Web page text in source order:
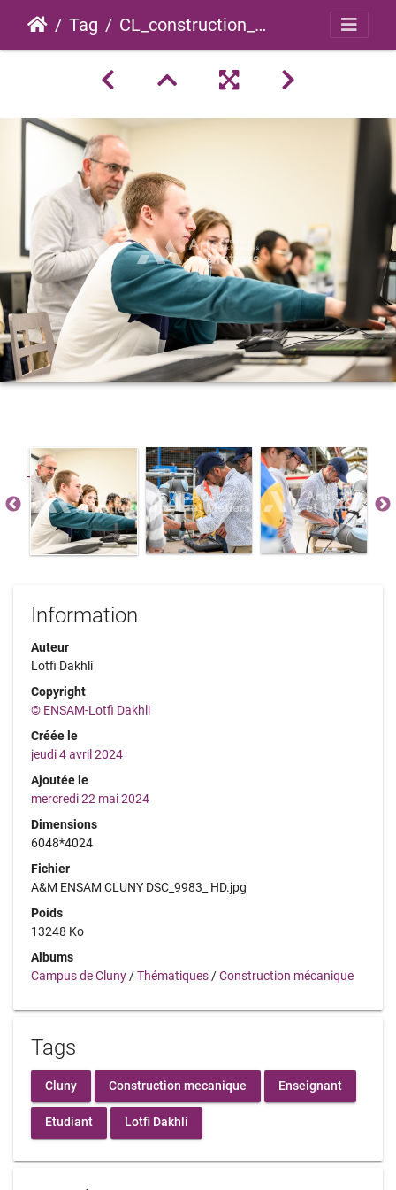
Tag CL_construction_mecanique_0020
Information
Auteur
Lotfi Dakhli
Copyright
© ENSAM-Lotfi Dakhli
Créée le
jeudi 4 avril 2024
Ajoutée le
mercredi 22 mai 2024
Dimensions
6048*4024
Fichier
A&M ENSAM CLUNY DSC_9983_ HD.jpg
Poids
13248 Ko
Albums
Campus de Cluny /Thématiques /Construction mécanique
Tags
Cluny Construction mecanique Enseignant
Etudiant Lotfi Dakhli